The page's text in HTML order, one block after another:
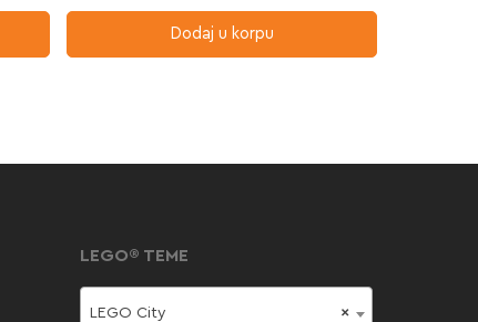
Dodaj u korpu
LEGO® TEME
×
LEGO City